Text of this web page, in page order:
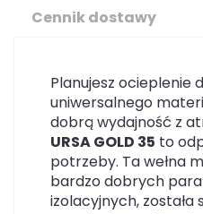
Cennik dostawy
Planujesz ocieplenie
uniwersalnego
dobrą wydajność z
URSA GOLD 35 to
potrzeby. Ta wełna
bardzo dobrych
izolacyjnych, została